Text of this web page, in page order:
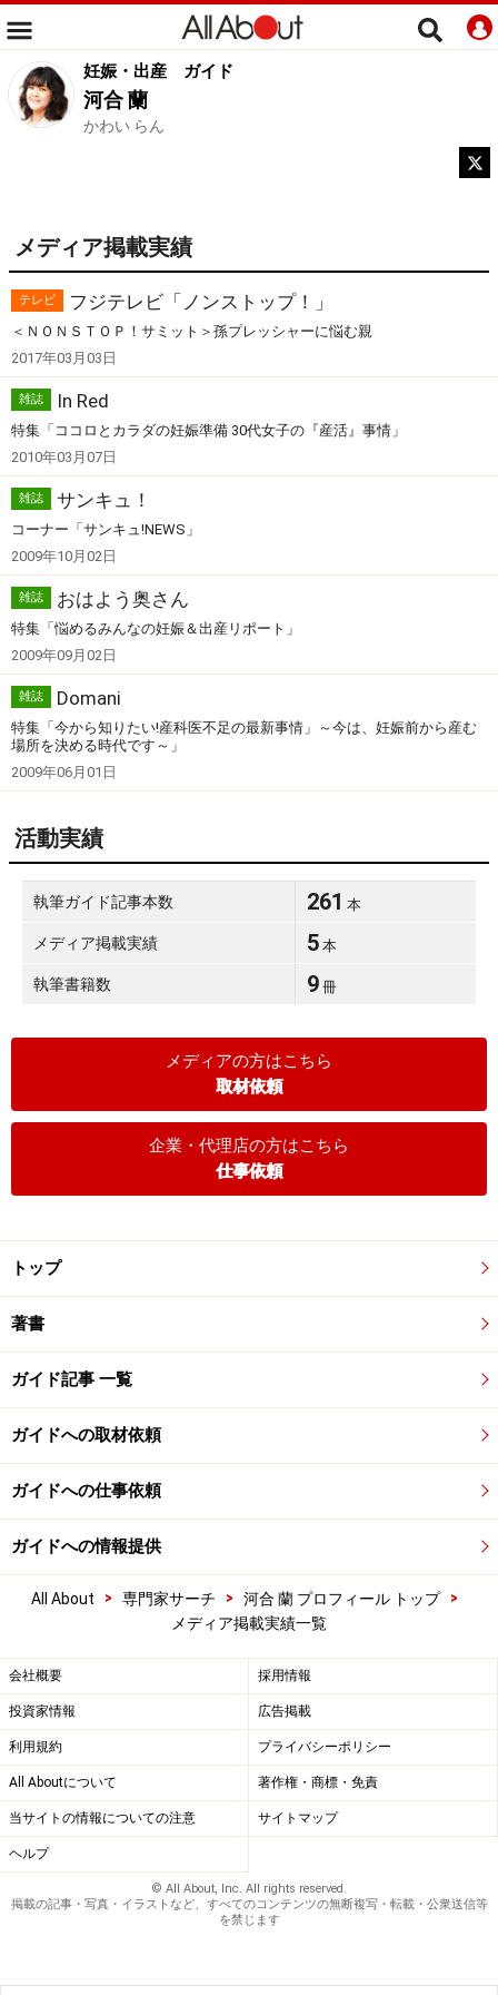
妊娠・出産 ガイド
河合 蘭
かわい らん
メディア掲載実績
テレビ フジテレビ「ノンストップ！」
＜ＮＯＮＳＴＯＰ！サミット＞孫プレッシャーに悩む親
2017年03月03日
雑誌 In Red
特集「ココロとカラダの妊娠準備 30代女子の『産活』事情」
2010年03月07日
雑誌 サンキュ！
コーナー「サンキュ!NEWS」
2009年10月02日
雑誌 おはよう奥さん
特集「悩めるみんなの妊娠＆出産リポート」
2009年09月02日
雑誌 Domani
特集「今から知りたい!産科医不足の最新事情」～今は、妊娠前から産む
場所を決める時代です～」
2009年06月01日
活動実績
執筆ガイド記事本数 261 本
メディア掲載実績 5 本
執筆書籍数 9 冊
メディアの方はこちら
取材依頼
企業・代理店の方はこちら
仕事依頼
トップ
著書
ガイド記事 一覧
ガイドへの取材依頼
ガイドへの仕事依頼
ガイドへの情報提供
All About > 専門家サーチ > 河合 蘭 プロフィール トップ
>
メディア掲載実績一覧
会社概要 採用情報
投資家情報 広告掲載
利用規約 プライバシーポリシー
All Aboutについて 著作権・商標・免責
当サイトの情報についての注意 サイトマップ
ヘルプ
© All About, Inc. All rights reserved.
掲載の記事・写真・イラストなど、すべてのコンテンツの無断複写・転載・公衆送信等
を禁じます